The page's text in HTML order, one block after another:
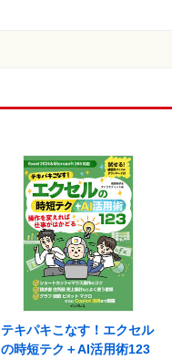
テキパキこなす！エクセル
の時短テク＋AI活用術123